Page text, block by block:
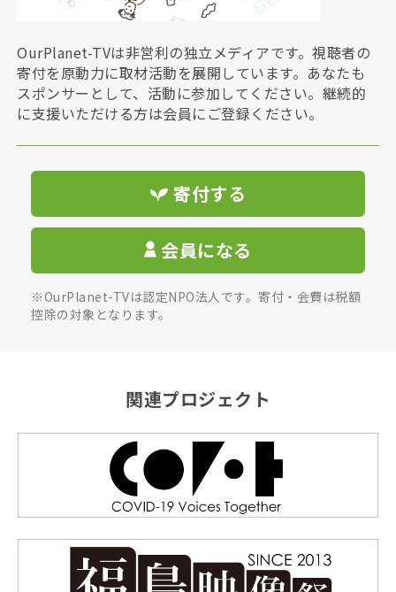
OurPlanet-TVは非営利の独立メディアです。視聴者の
寄付を原動力に取材活動を展開しています。あなたも
スポンサーとして、活動に参加してください。継続的
に支援いただける方は会員にご登録ください。
寄付する
会員になる
※OurPlanet-TVは認定NPO法人です。寄付・会費は税額
控除の対象となります。
関連プロジェクト